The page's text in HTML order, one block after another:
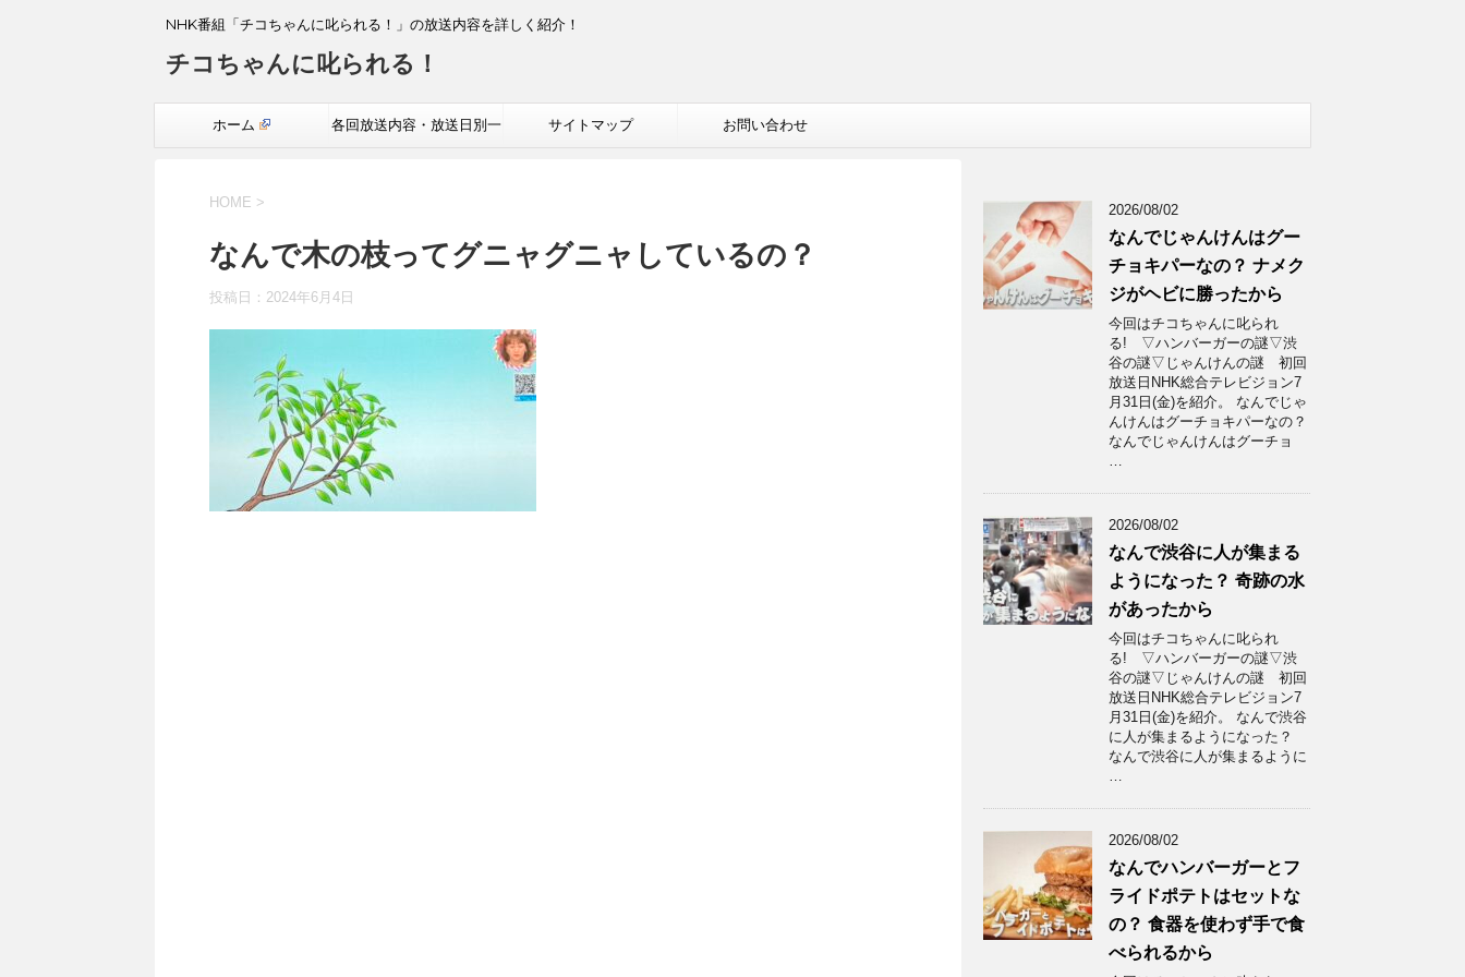
NHK番組「チコちゃんに叱られる！」の放送内容を詳しく紹介！
チコちゃんに叱られる！
ホーム 各回放送内容・放送日別一 サイトマップ お問い合わせ
HOME >
なんで木の枝ってグニャグニャしているの？
投稿日： 2024年6月4日
2026/08/02
なんでじゃんけんはグー
チョキパーなの？ ナメク
ジがヘビに勝ったから
今回はチコちゃんに叱られ
る! ▽ハンバーガーの謎▽渋
谷の謎▽じゃんけんの謎 初回
放送日NHK総合テレビジョン7
月31日(金)を紹介。 なんでじゃ
んけんはグーチョキパーなの？
なんでじゃんけんはグーチョ
…
2026/08/02
なんで渋谷に人が集まる
ようになった？ 奇跡の水
があったから
今回はチコちゃんに叱られ
る! ▽ハンバーガーの謎▽渋
谷の謎▽じゃんけんの謎 初回
放送日NHK総合テレビジョン7
月31日(金)を紹介。 なんで渋谷
に人が集まるようになった？
なんで渋谷に人が集まるように
…
2026/08/02
なんでハンバーガーとフ
ライドポテトはセットな
の？ 食器を使わず手で食
べられるから